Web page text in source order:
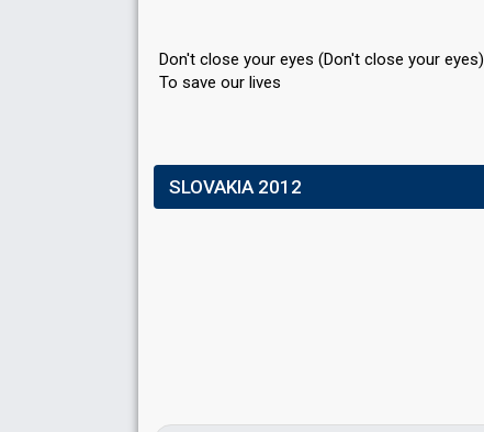
Don't close your eyes (Don't close your eyes)
To sаve our liveѕ
SLOVAKIA 2012